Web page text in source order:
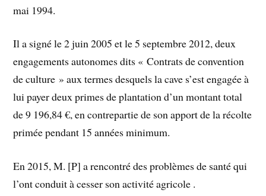
mai 1994.
Il a signé le 2 juin 2005 et le 5 septembre 2012, deux
engagements autonomes dits « Contrats de convention
de culture » aux termes desquels la cave s’est engagée à
lui payer deux primes de plantation d’un montant total
de 9 196,84 €, en contrepartie de son apport de la récolte
primée pendant 15 années minimum.
En 2015, M. [P] a rencontré des problèmes de santé qui
l’ont conduit à cesser son activité agricole .